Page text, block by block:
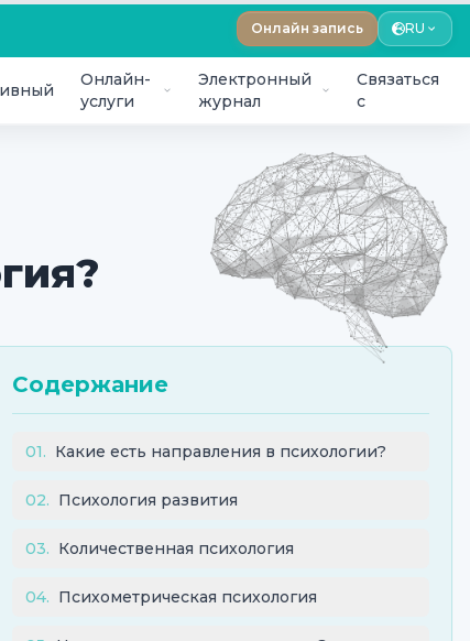
Онлайн запись RU
Онлайн-
услуги
Электронный
журнал
Связаться
с
Содержание
01. Какие есть направления в психологии?
02. Психология развития
03. Количественная психология
04. Психометрическая психология